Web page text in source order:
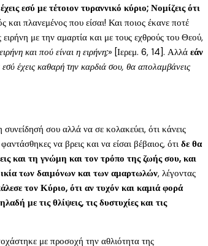
εσύ με τέτοιον τυραννικό κύριο; Νομίζεις ότι
και πλανεμένος που είσαι! Και ποιος έκανε ποτέ
με την αμαρτία και με τους εχθρούς του Θεού,
και πού είναι η ειρήνη;» [Ιερεμ. 6, 14]. Αλλά εάν
έχεις καθαρή την καρδιά σου, θα απολαμβάνεις
σου αλλά να σε κολακεύει, ότι κάνεις
να βρεις και να είσαι βέβαιος, ότι δε θα
και τη γνώμη και τον τρόπο της ζωής σου, και
των δαιμόνων και των αμαρτωλών, λέγοντας
τον Κύριο, ότι αν τυχόν και καμιά φορά
με τις θλίψεις, τις δυστυχίες και τις
με προσοχή την αθλιότητα της